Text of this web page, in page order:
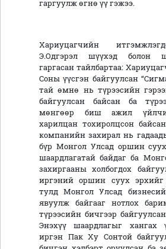
гаргуулж өгнө үү гэжээ.
Хариуцагчийн
Э.Одгэрэл шүүхэд болон
гаргасан тайлбартаа:
Соны үүсгэн байгуулсан
тай өмнө нь түрээсийн
байгуулсан байсан ба
мөнгөөр биш ажил
харилцан тохиролцсон
компанийн захирал нь
бүр Монгол Улсад оршин
шаардлагатай байдаг ба
захиргааны холбогдох
иргэний оршин суух
тулд Монгол Улсад
явуулж байгааг нотлох
түрээсийн бичгээр
Энэхүү шаардлагыг хангах
иргэн Пак Ху Сонтой